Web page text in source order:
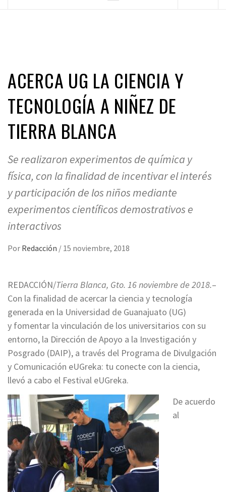
ACERCA UG LA CIENCIA Y
TECNOLOGÍA A NIÑEZ DE
TIERRA BLANCA
Se realizaron experimentos de química y
física, con la finalidad de incentivar el interés
y participación de los niños mediante
experimentos científicos demostrativos e
interactivos
Por Redacción / 15 noviembre, 2018
REDACCIÓN/Tierra Blanca, Gto. 16 noviembre de 2018.–
Con la finalidad de acercar la ciencia y tecnología
generada en la Universidad de Guanajuato (UG)
y fomentar la vinculación de los universitarios con su
entorno, la Dirección de Apoyo a la Investigación y
Posgrado (DAIP), a través del Programa de Divulgación
y Comunicación eUGreka: tu conecte con la ciencia,
llevó a cabo el Festival eUGreka.
De acuerdo
al